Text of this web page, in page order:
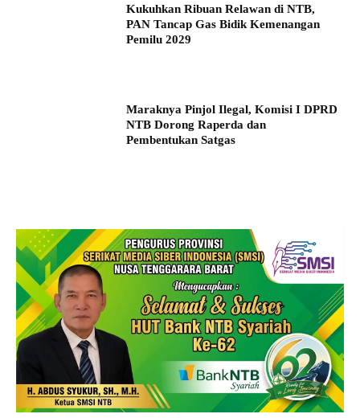
Kukuhkan Ribuan Relawan di NTB,
PAN Tancap Gas Bidik Kemenangan
Pemilu 2029
Maraknya Pinjol Ilegal, Komisi I DPRD
NTB Dorong Raperda dan
Pembentukan Satgas